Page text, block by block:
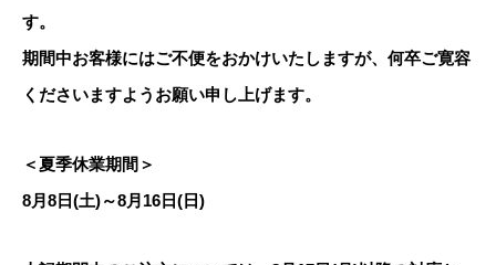
す。
期間中お客様にはご不便をおかけいたしますが、何卒ご寛容
くださいますようお願い申し上げます。
＜夏季休業期間＞
8月8日(土)～8月16日(日)